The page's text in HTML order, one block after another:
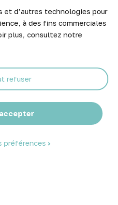
et d’autres technologies pour
à des fins commerciales
plus, consultez notre
refuser
préférences
! Restez informé de nos meilleurs
arrivages.
vous
- Tous droits réservés